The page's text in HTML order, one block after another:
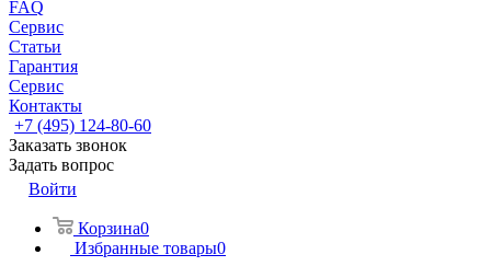
FAQ
Сервис
Статьи
Гарантия
Сервис
Контакты
+7 (495) 124-80-60
Заказать звонок
Задать вопрос
Войти
Корзина0
Избранные товары0